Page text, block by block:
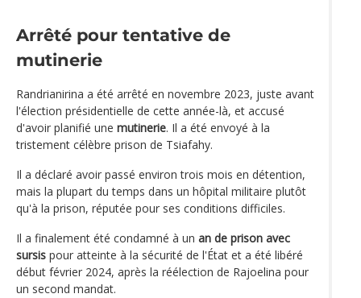
Arrêté pour tentative de
mutinerie
Randrianirina a été arrêté en novembre 2023, juste avant
l'élection présidentielle de cette année-là, et accusé
d'avoir planifié une mutinerie. Il a été envoyé à la
tristement célèbre prison de Tsiafahy.
Il a déclaré avoir passé environ trois mois en détention,
mais la plupart du temps dans un hôpital militaire plutôt
qu'à la prison, réputée pour ses conditions difficiles.
Il a finalement été condamné à un an de prison avec
sursis pour atteinte à la sécurité de l'État et a été libéré
début février 2024, après la réélection de Rajoelina pour
un second mandat.